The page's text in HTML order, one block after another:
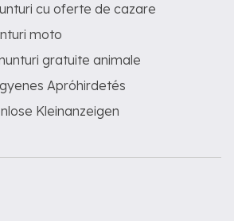
cu oferte de cazare
moto
gratuite animale
Apróhirdetés
Kleinanzeigen